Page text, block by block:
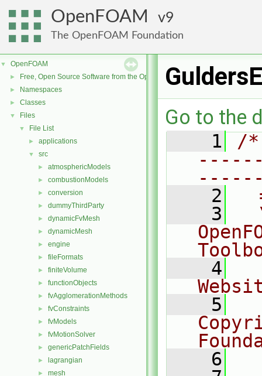
OpenFOAM 9
The OpenFOAM Foundation
▼ OpenFOAM
► Free, Open Source Software from the OpenFOAM Foundation
► Namespaces
► Classes
▼ Files
▼ File List
► applications
▼ src
► atmosphericModels
► combustionModels
► conversion
► dummyThirdParty
► dynamicFvMesh
► dynamicMesh
► engine
► fileFormats
► finiteVolume
► functionObjects
► fvAgglomerationMethods
► fvConstraints
► fvModels
► fvMotionSolver
► genericPatchFields
► lagrangian
► mesh
Go to the
    1
/
    2
    3
    4
    5
    6